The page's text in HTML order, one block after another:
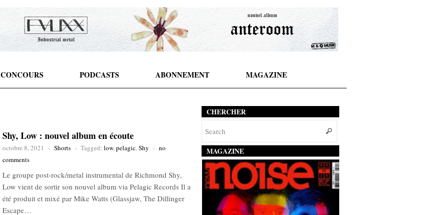
CONCOURS PODCASTS ABONNEMENT MAGAZINE
Shy, Low : nouvel album en écoute
octobre 8, 2021 - Shorts - Tagged: low,pelagic,Shy - no
comments
Le groupe post-rock/metal instrumental de Richmond Shy,
Low vient de sortir son nouvel album via Pelagic Records Il a
été produit et mixé par Mike Watts (Glassjaw, The Dillinger
Escape…
CHERCHER
MAGAZINE